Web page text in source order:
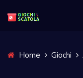
Home Giochi